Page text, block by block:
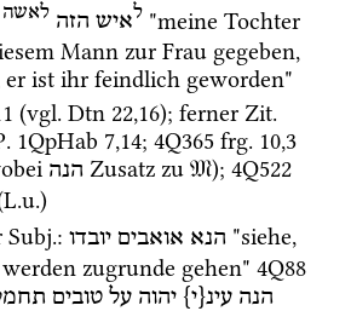
לאיש הזה לאשה
"meine Tochter
Mann zur Frau gegeben,
(vgl. Dtn 22,16); ferner Zit.
1QpHab 7,14; 4Q365 frg. 10,3
הנה Zusatz zu 𝔐); 4Q522
L.u.)
Subj.: הנא אואבים יובדו
"siehe,
zugrunde gehen" 4Q88
הנה עינ{י} יהוה על טובים